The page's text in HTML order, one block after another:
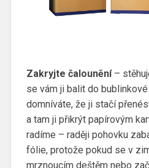
Zakryjte čalounění–
se vám ji balit do
domníváte, že ji stačí
a tam ji přikrýt papírovým
radíme – raději pohovku
fólie, protože pokud se v
mrznoucím deštěm nebo